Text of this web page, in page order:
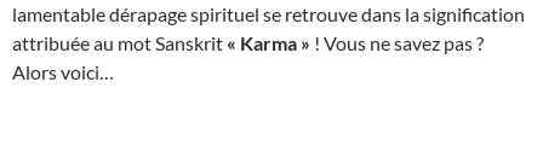
lamentable dérapage spirituel se retrouve dans la signification
attribuée au mot Sanskrit « Karma » ! Vous ne savez pas ?
Alors voici…